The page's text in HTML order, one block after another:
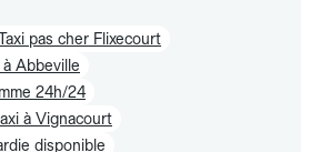
pas cher Flixecourt
Abbeville
24h/24
à Vignacourt
disponible